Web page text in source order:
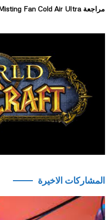
مراجعة Aecooly Portable Misting Fan Cold Air Ultra
المشاركات الاخيرة